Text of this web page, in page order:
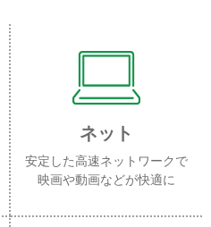
ネット
安定した高速ネットワークで
映画や動画などが快適に